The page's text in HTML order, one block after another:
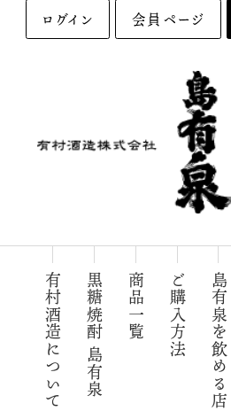
与論島の黒糖焼
有村酒造
有村酒造について 黒糖焼酎 島有泉 商品一覧 ご購入方法 島有泉を飲める店
ログイン 会員ページ